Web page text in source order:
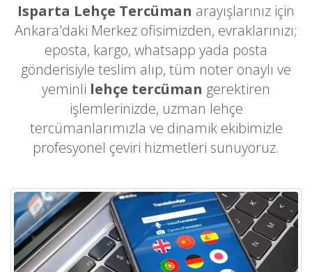
Isparta Lehçe Tercüman arayışlarınız için
Ankara'daki Merkez ofisimizden, evraklarınızı;
eposta, kargo, whatsapp yada posta
gönderisiyle teslim alıp, tüm noter onaylı ve
yeminli lehçe tercüman gerektiren
işlemlerinizde, uzman lehçe
tercümanlarımızla ve dinamik ekibimizle
profesyonel çeviri hizmetleri sunuyoruz.